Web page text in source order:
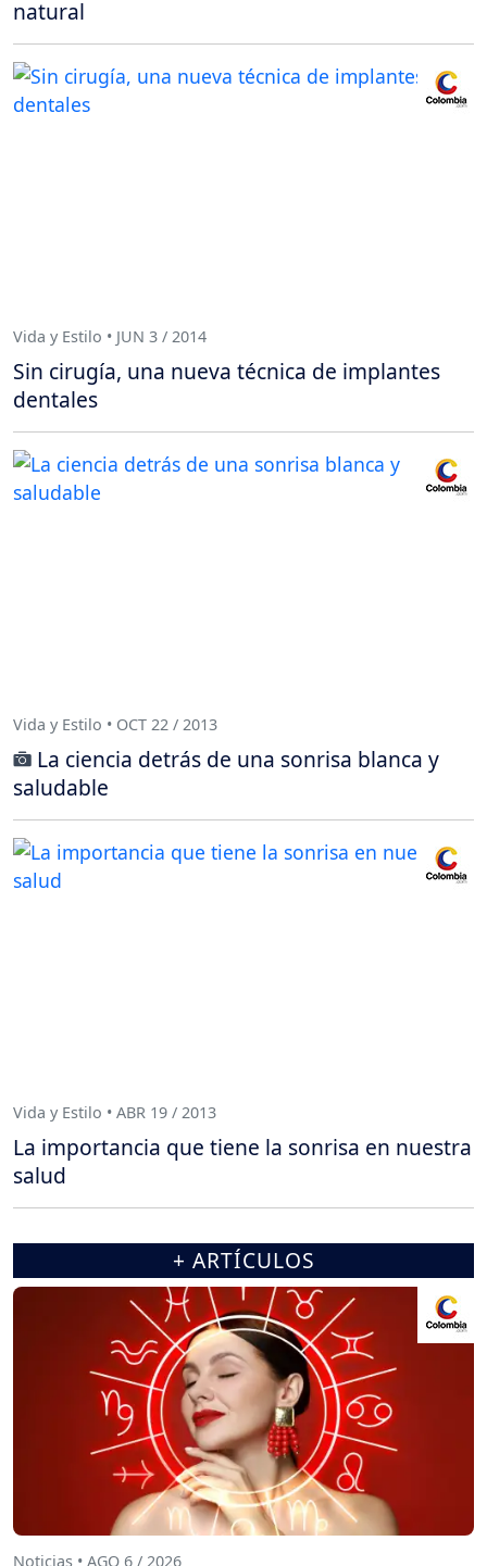
natural
Vida y Estilo • JUN 3 / 2014
Sin cirugía, una nueva técnica de implantes
dentales
Vida y Estilo • OCT 22 / 2013
La ciencia detrás de una sonrisa blanca y
saludable
Vida y Estilo • ABR 19 / 2013
La importancia que tiene la sonrisa en nuestra
salud
+ ARTÍCULOS
Noticias • AGO 6 / 2026